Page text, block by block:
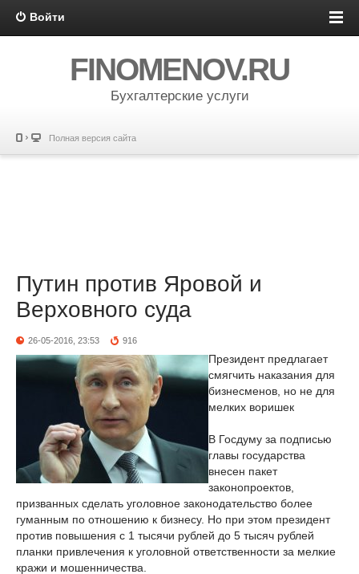
Войти
FINOMENOV.RU
Бухгалтерские услуги
Полная версия сайта
Путин против Яровой и
Верховного суда
26-05-2016, 23:53 916
Президент предлагает
смягчить наказания для
бизнесменов, но не для
мелких воришек
В Госдуму за подписью
главы государства
внесен пакет
законопроектов,
призванных сделать уголовное законодательство более
гуманным по отношению к бизнесу. Но при этом президент
против повышения с 1 тысячи рублей до 5 тысяч рублей
планки привлечения к уголовной ответственности за мелкие
кражи и мошенничества.